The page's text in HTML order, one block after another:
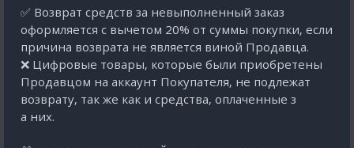
✅ Возврат средств за невыполненный заказ
оформляется с вычетом 20% от суммы покупки, если
причина возврата не является виной Продавца.
❌ Цифровые товары, которые были приобретены
Продавцом на аккаунт Покупателя, не подлежат
возврату, так же как и средства, оплаченные з
а них.